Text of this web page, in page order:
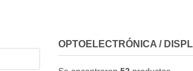
OPTOELECTRÓNICA/